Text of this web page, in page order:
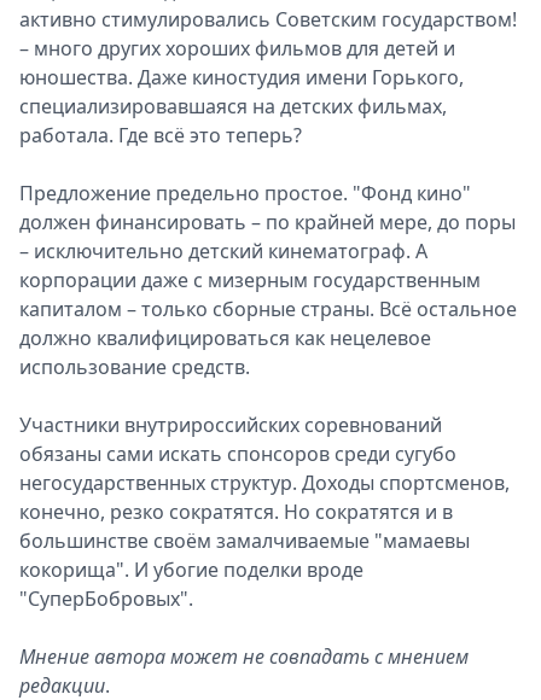
активно стимулировались Советским государством!
– много других хороших фильмов для детей и
юношества. Даже киностудия имени Горького,
специализировавшаяся на детских фильмах,
работала. Где всё это теперь?
Предложение предельно простое. "Фонд кино"
должен финансировать – по крайней мере, до поры
– исключительно детский кинематограф. А
корпорации даже с мизерным государственным
капиталом – только сборные страны. Всё остальное
должно квалифицироваться как нецелевое
использование средств.
Участники внутрироссийских соревнований
обязаны сами искать спонсоров среди сугубо
негосударственных структур. Доходы спортсменов,
конечно, резко сократятся. Но сократятся и в
большинстве своём замалчиваемые "мамаевы
кокорища". И убогие поделки вроде
"СуперБобровых".
Мнение автора может не совпадать с мнением
редакции.